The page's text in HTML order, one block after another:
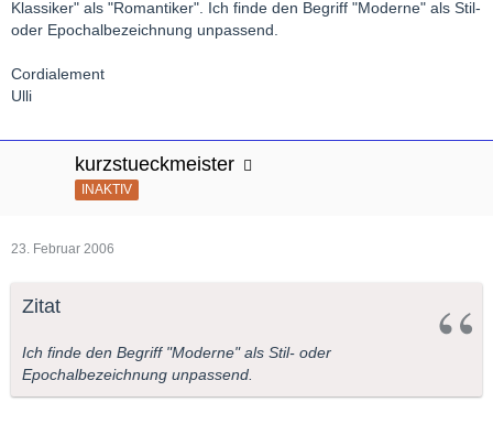
Klassiker" als "Romantiker". Ich finde den Begriff "Moderne" als Stil-
oder Epochalbezeichnung unpassend.
Cordialement
Ulli
kurzstueckmeister
INAKTIV
23. Februar 2006
Zitat
Ich finde den Begriff "Moderne" als Stil- oder
Epochalbezeichnung unpassend.